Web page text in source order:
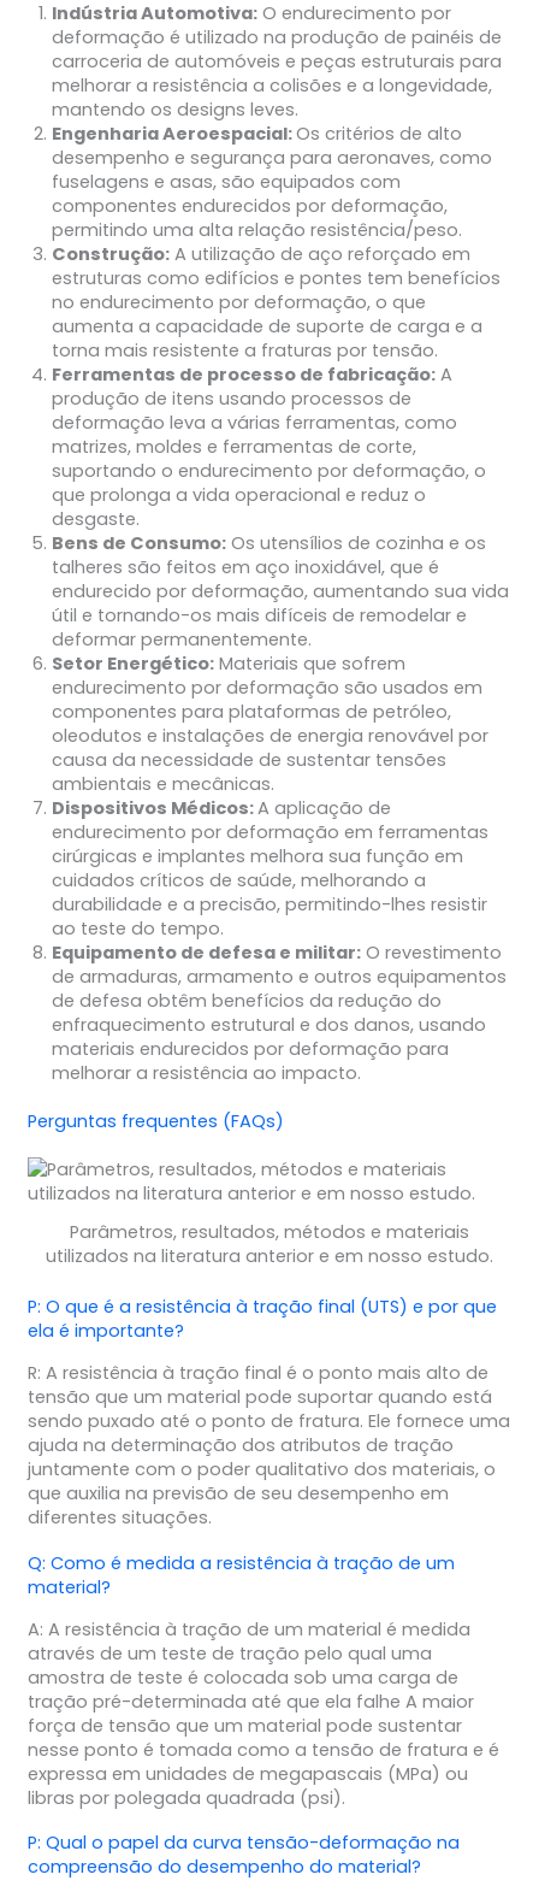
Indústria Automotiva:O endurecimento por
deformação é utilizado na produção de painéis de
carroceria de automóveis e peças estruturais para
melhorar a resistência a colisões e a longevidade,
mantendo os designs leves.
Engenharia Aeroespacial:Os critérios de alto
desempenho e segurança para aeronaves, como
fuselagens e asas, são equipados com
componentes endurecidos por deformação,
permitindo uma alta relação resistência/peso.
Construção:A utilização de aço reforçado em
estruturas como edifícios e pontes tem benefícios
no endurecimento por deformação, o que
aumenta a capacidade de suporte de carga e a
torna mais resistente a fraturas por tensão.
Ferramentas de processo de fabricação:A
produção de itens usando processos de
deformação leva a várias ferramentas, como
matrizes, moldes e ferramentas de corte,
suportando o endurecimento por deformação, o
que prolonga a vida operacional e reduz o
desgaste.
Bens de Consumo:Os utensílios de cozinha e os
talheres são feitos em aço inoxidável, que é
endurecido por deformação, aumentando sua vida
útil e tornando-os mais difíceis de remodelar e
deformar permanentemente.
Setor Energético:Materiais que sofrem
endurecimento por deformação são usados em
componentes para plataformas de petróleo,
oleodutos e instalações de energia renovável por
causa da necessidade de sustentar tensões
ambientais e mecânicas.
Dispositivos Médicos:A aplicação de
endurecimento por deformação em ferramentas
cirúrgicas e implantes melhora sua função em
cuidados críticos de saúde, melhorando a
durabilidade e a precisão, permitindo-lhes resistir
ao teste do tempo.
Equipamento de defesa e militar:O revestimento
de armaduras, armamento e outros equipamentos
de defesa obtêm benefícios da redução do
enfraquecimento estrutural e dos danos, usando
materiais endurecidos por deformação para
melhorar a resistência ao impacto.
Perguntas frequentes (FAQs)
Parâmetros, resultados, métodos e materiais
utilizados na literatura anterior e em nosso estudo.
P: O que é a resistência à tração final (UTS) e por que
ela é importante?
R: A resistência à tração final é o ponto mais alto de
tensão que um material pode suportar quando está
sendo puxado até o ponto de fratura. Ele fornece uma
ajuda na determinação dos atributos de tração
juntamente com o poder qualitativo dos materiais, o
que auxilia na previsão de seu desempenho em
diferentes situações.
Q: Como é medida a resistência à tração de um
material?
A: A resistência à tração de um material é medida
através de um teste de tração pelo qual uma
amostra de teste é colocada sob uma carga de
tração pré-determinada até que ela falhe A maior
força de tensão que um material pode sustentar
nesse ponto é tomada como a tensão de fratura e é
expressa em unidades de megapascais (MPa) ou
libras por polegada quadrada (psi).
P: Qual o papel da curva tensão-deformação na
compreensão do desempenho do material?